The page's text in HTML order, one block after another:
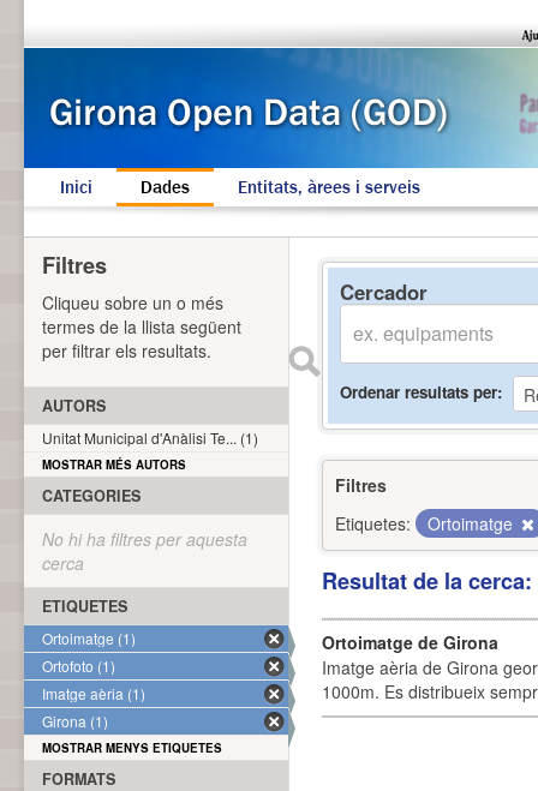
Inici Dades Entitats, àrees i serveis
Cercador
Ordenar resultats per
Filtres
Etiquetes:
Ortoimatge
Resultat de la
Ortoimatge de Girona
Imatge aèria de Girona
1000m. Es distribueix
Filtres
Cliqueu sobre un o més
termes de la llista següent
per filtrar els resultats.
AUTORS
Unitat Municipal d'Anàlisi Te... (1)
MOSTRAR MÉS AUTORS
CATEGORIES
No hi ha filtres per aquesta
cerca
ETIQUETES
Ortoimatge (1)
Ortofoto (1)
Imatge aèria (1)
Girona (1)
MOSTRAR MENYS ETIQUETES
FORMATS